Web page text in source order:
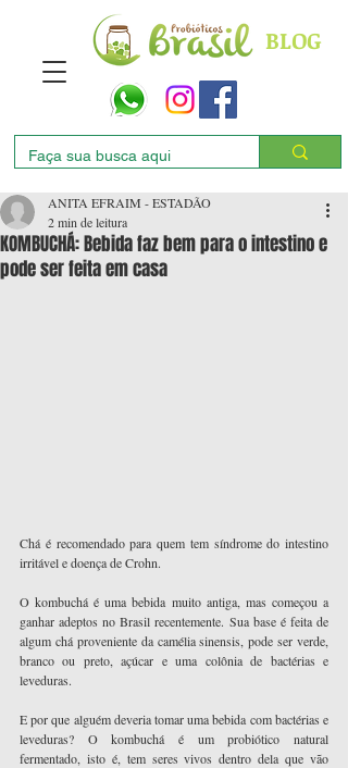
BLOG
KOMBUCHÁ: Bebida faz bem para o intestino e
pode ser feita em casa
ANITA EFRAIM - ESTADÃO
2 min de leitura
Chá é recomendado para quem tem síndrome do intestino
irritável e doença de Crohn.
O kombuchá é uma bebida muito antiga, mas começou a
ganhar adeptos no Brasil recentemente. Sua base é feita de
algum chá proveniente da camélia sinensis, pode ser verde,
branco ou preto, açúcar e uma colônia de bactérias e
leveduras.
E por que alguém deveria tomar uma bebida com bactérias e
leveduras? O kombuchá é um probiótico natural
fermentado, isto é, tem seres vivos dentro dela que vão